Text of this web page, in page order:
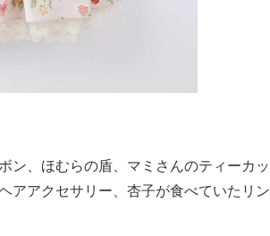
ン、ほむらの盾、マミさんのティーカッ
アアクセサリー、杏子が食べていたリン